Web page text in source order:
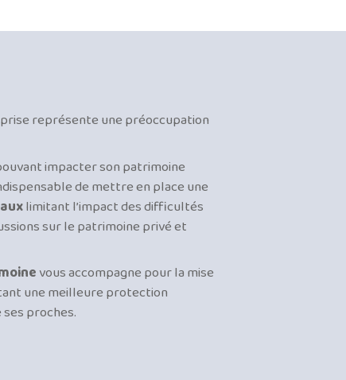
représente une préoccupation
impacter son patrimoine
de mettre en place une
limitant l’impact des difficultés
sur le patrimoine privé et
vous accompagne pour la mise
une meilleure protection
proches.